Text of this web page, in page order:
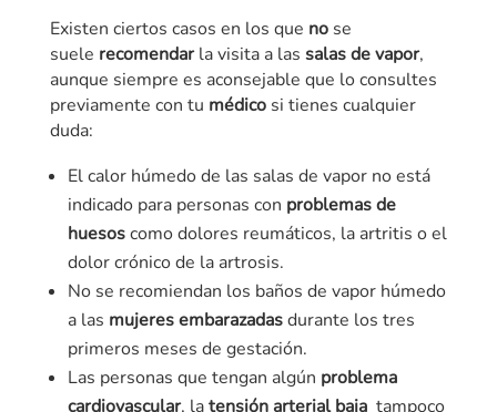
Existen ciertos casos en los que nose
suele recomendarla visita a las salas de vapor,
aunque siempre es aconsejable que lo consultes
previamente con tu médicosi tienes cualquier
duda:
El calor húmedo de las salas de vapor no está
indicado para personas con problemas de
huesoscomo dolores reumáticos, la artritis o el
dolor crónico de la artrosis.
No se recomiendan los baños de vapor húmedo
a las mujeres embarazadasdurante los tres
primeros meses de gestación.
Las personas que tengan algún problema
cardiovascular, latensión arterial bajatampoco